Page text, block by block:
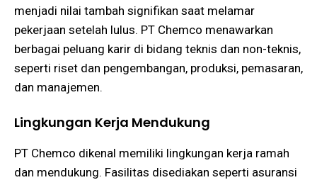
menjadi nilai tambah signifikan saat melamar
pekerjaan setelah lulus. PT Chemco menawarkan
berbagai peluang karir di bidang teknis dan non-teknis,
seperti riset dan pengembangan, produksi, pemasaran,
dan manajemen​​.
Lingkungan Kerja Mendukung
PT Chemco dikenal memiliki lingkungan kerja ramah
dan mendukung. Fasilitas disediakan seperti asuransi